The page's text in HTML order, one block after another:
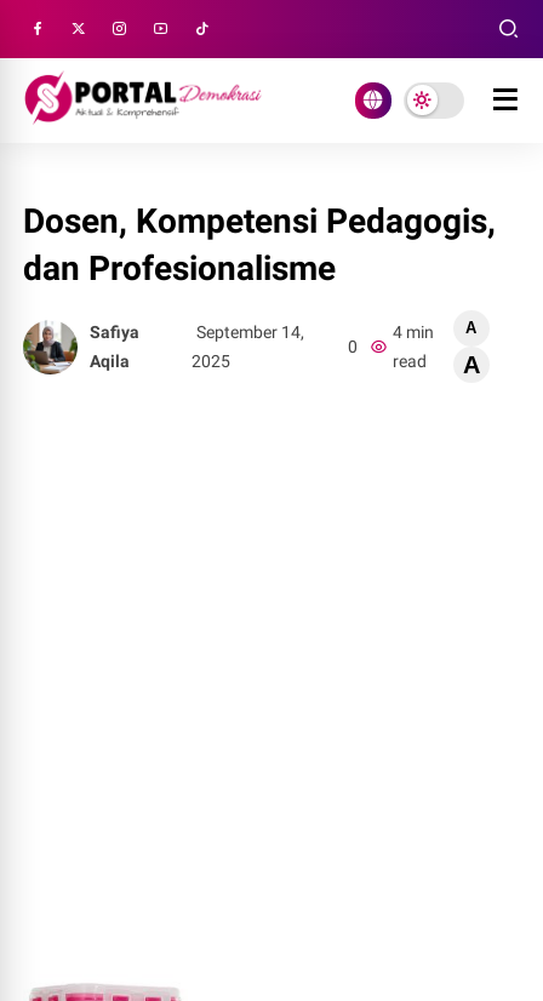
Dosen, Kompetensi Pedagogis,
dan Profesionalisme
Safiya
Aqila
September 14,
2025
0
4 min
read
A
A